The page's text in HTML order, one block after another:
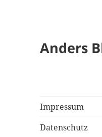
Anders
Impressum
Datenschutz